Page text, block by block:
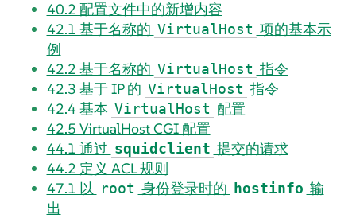
40.2 配置文件中的新增内容
42.1 基于名称的 VirtualHost 项的基本示
例
42.2 基于名称的 VirtualHost 指令
42.3 基于 IP 的 VirtualHost 指令
42.4基本 VirtualHost 配置
42.5 VirtualHost CGI 配置
44.1 通过 squidclient 提交的请求
44.2 定义 ACL 规则
47.1 以 root 身份登录时的 hostinfo 输
出